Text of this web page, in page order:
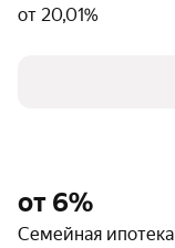
от 20,01%
от 6%
Семейная ипотека